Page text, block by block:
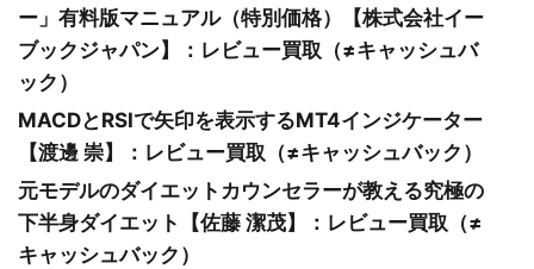
ー」有料版マニュアル（特別価格）【株式会社イー
ブックジャパン】：レビュー買取（≠キャッシュバ
ック）
MACDとRSIで矢印を表示するMT4インジケーター
【渡邊 崇】：レビュー買取（≠キャッシュバック）
元モデルのダイエットカウンセラーが教える究極の
下半身ダイエット【佐藤 潔茂】：レビュー買取（≠
キャッシュバック）